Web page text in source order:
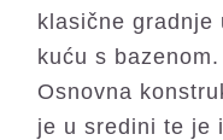
klasične gradnje
kuću s bazenom.
Osnovna
je u sredini te je